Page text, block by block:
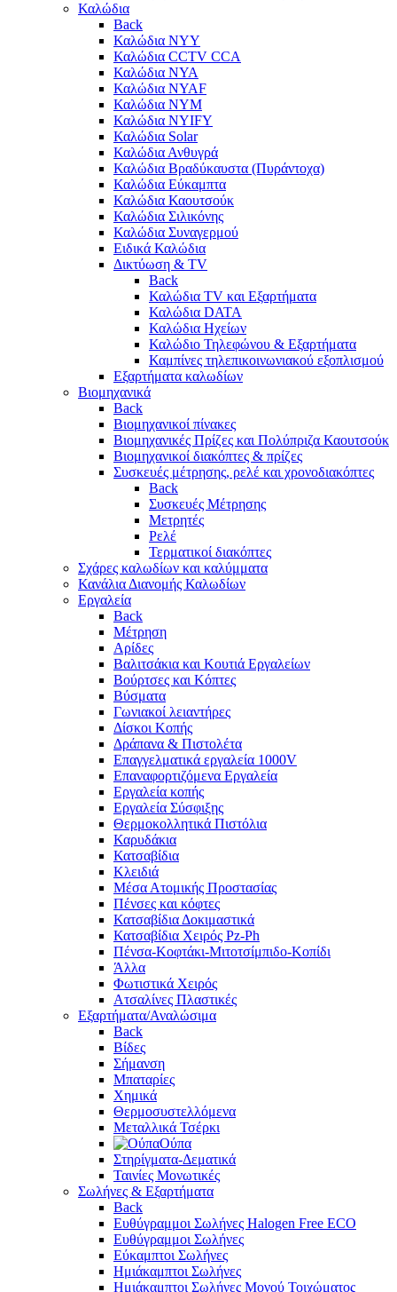
Καλώδια
Back
Καλώδια NYY
Καλώδια CCTV CCA
Καλώδια NYA
Καλώδια NYAF
Καλώδια NYΜ
Καλώδια ΝΥΙFY
Καλώδια Solar
Καλώδια Ανθυγρά
Καλώδια Βραδύκαυστα (Πυράντοχα)
Καλώδια Εύκαμπτα
Καλώδια Καουτσούκ
Καλώδια Σιλικόνης
Καλώδια Συναγερμού
Ειδικά Καλώδια
Δικτύωση & TV
Back
Καλώδια TV και Εξαρτήματα
Καλώδια DATA
Καλώδια Ηχείων
Καλώδιο Τηλεφώνου & Εξαρτήματα
Καμπίνες τηλεπικοινωνιακού εξοπλισμού
Eξαρτήματα καλωδίων
Βιομηχανικά
Back
Βιομηχανικοί πίνακες
Βιομηχανικές Πρίζες και Πολύπριζα Καουτσούκ
Βιομηχανικοί διακόπτες & πρίζες
Συσκευές μέτρησης, ρελέ και χρονοδιακόπτες
Back
Συσκευές Μέτρησης
Μετρητές
Ρελέ
Τερματικοί διακόπτες
Σχάρες καλωδίων και καλύμματα
Κανάλια Διανομής Καλωδίων
Εργαλεία
Back
Μέτρηση
Αρίδες
Βαλιτσάκια και Κουτιά Εργαλείων
Βούρτσες και Κόπτες
Βύσματα
Γωνιακοί λειαντήρες
Δίσκοι Κοπής
Δράπανα & Πιστολέτα
Επαγγελματικά εργαλεία 1000V
Επαναφορτιζόμενα Εργαλεία
Εργαλεία κοπής
Εργαλεία Σύσφιξης
Θερμοκολλητικά Πιστόλια
Καρυδάκια
Κατσαβίδια
Κλειδιά
Μέσα Ατομικής Προστασίας
Πένσες και κόφτες
Κατσαβίδια Δοκιμαστικά
Κατσαβίδια Χειρός Pz-Ph
Πένσα-Κοφτάκι-Μιτοτσίμπιδο-Κοπίδι
Άλλα
Φωτιστικά Χειρός
Ατσαλίνες Πλαστικές
Εξαρτήματα/Αναλώσιμα
Back
Βίδες
Σήμανση
Μπαταρίες
Χημικά
Θερμοσυστελλόμενα
Μεταλλικά Τσέρκι
Ούπα
Στηρίγματα-Δεματικά
Ταινίες Μονωτικές
Σωλήνες & Εξαρτήματα
Back
Ευθύγραμμοι Σωλήνες Halogen Free ECO
Ευθύγραμμοι Σωλήνες
Εύκαμπτοι Σωλήνες
Ημιάκαμπτοι Σωλήνες
Ημιάκαμπτοι Σωλήνες Μονού Τοιχώματος